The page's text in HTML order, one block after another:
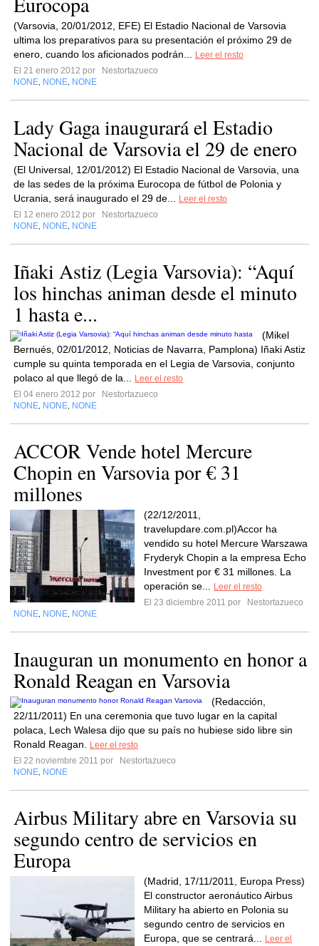
(Varsovia, 20/01/2012, EFE) El Estadio Nacional de Varsovia
ultima los preparativos para su presentación el próximo 29 de
enero, cuando los aficionados podrán...
Leer el resto
El 21 enero 2012 por
Nestortazueco
NONE NONE NONE
Lady Gaga inaugurará el Estadio
Nacional de Varsovia el 29 de enero
(El Universal, 12/01/2012) El Estadio Nacional de Varsovia, una
de las sedes de la próxima Eurocopa de fútbol de Polonia y
Ucrania, será inaugurado el 29 de...
Leer el resto
El 12 enero 2012 por
Nestortazueco
NONE NONE NONE
Iñaki Astiz (Legia Varsovia): “Aquí
los hinchas animan desde el minuto
1 hasta e...
(Mikel
Bernués, 02/01/2012, Noticias de Navarra, Pamplona) Iñaki Astiz
cumple su quinta temporada en el Legia de Varsovia, conjunto
polaco al que llegó de la...
Leer el resto
El 04 enero 2012 por
Nestortazueco
NONE NONE NONE
ACCOR Vende hotel Mercure
Chopin en Varsovia por € 31
millones
(22/12/2011,
travelupdare.com.pl)Accor ha
vendido su hotel Mercure Warszawa
Fryderyk Chopin a la empresa Echo
Investment por € 31 millones. La
operación se...
Leer el resto
El 23 diciembre 2011 por
Nestortazueco
NONE NONE NONE
Inauguran un monumento en honor a
Ronald Reagan en Varsovia
(Redacción,
22/11/2011) En una ceremonia que tuvo lugar en la capital
polaca, Lech Walesa dijo que su país no hubiese sido libre sin
Ronald Reagan.
Leer el resto
El 22 noviembre 2011 por
Nestortazueco
NONE NONE
Airbus Military abre en Varsovia su
segundo centro de servicios en
Europa
(Madrid, 17/11/2011, Europa Press)
El constructor aeronáutico Airbus
Military ha abierto en Polonia su
segundo centro de servicios en
Europa, que se centrará...
Leer el